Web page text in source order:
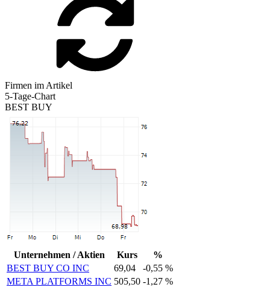
Firmen im Artikel
5-Tage-Chart
BEST BUY
Unternehmen / Aktien Kurs
%
BEST BUY CO INC
69,04
-0,55 %
META PLATFORMS INC 505,50 -1,27 %